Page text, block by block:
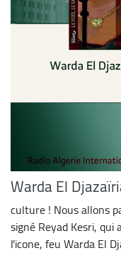
Warda El
culture ! Nous allons
signé Reyad Kesri,
l'icone, feu Warda El